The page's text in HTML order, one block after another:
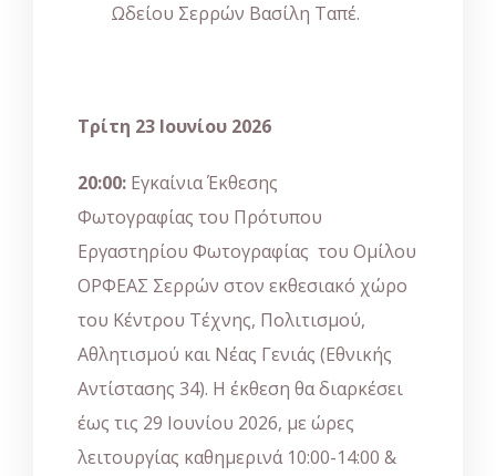
Ωδείου Σερρών Βασίλη Ταπέ.
Τρίτη 23 Ιουνίου 2026
20:00: Εγκαίνια Έκθεσης
Φωτογραφίας του Πρότυπου
Εργαστηρίου Φωτογραφίας του Ομίλου
ΟΡΦΕΑΣ Σερρών στον εκθεσιακό χώρο
του Κέντρου Τέχνης, Πολιτισμού,
Αθλητισμού και Νέας Γενιάς (Εθνικής
Αντίστασης 34). Η έκθεση θα διαρκέσει
έως τις 29 Ιουνίου 2026, με ώρες
λειτουργίας καθημερινά 10:00-14:00 &